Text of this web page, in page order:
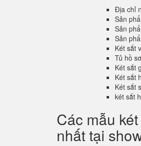
Địa chỉ
Sản
Sản
Sản
Két sắt
Tủ hồ
Két sắt
Két sắt
Két sắt
két sắt
Các mẫu
nhất tại